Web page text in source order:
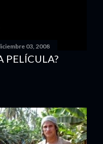
03, 2008
PELÍCULA?